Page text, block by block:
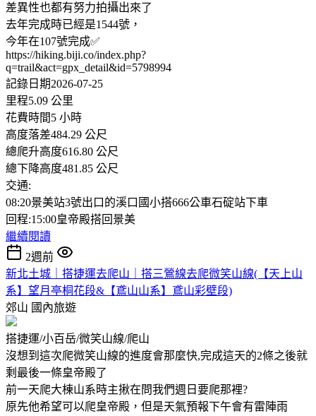
差異性也都有努力拍攝出來了
去年完成時已經是1544號，
今年在107號完成✅
https://hiking.biji.co/index.php?
q=trail&act=gpx_detail&id=5798994
記錄日期2026-07-25
里程5.09 公里
花費時間5 小時
高度落差484.29 公尺
總爬升高度616.80 公尺
總下降高度481.85 公尺
交通:
08:20景美站3號出口的溪口國小搭666公車石碇站下車
回程:15:00皇帝殿搭回景美
繼續閱讀
2週前
新北土城｜搭捷運去爬山｜搭三鶯線去爬微笑山線(【天上山
系】望月亭桐花段&【鳶山山系】鳶山彩壁段)
郊山 國內旅遊
搭捷運/小百岳/微笑山線/爬山
沒想到這次爬微笑山線的進度會那麼快,完成這天的2條之後就
剩最後一條皇帝殿了
前一天爬大棟山系時主揪在問我們週日要爬那裡?
原先他希望可以爬皇帝殿，但是天氣預報下午會有雷陣雨